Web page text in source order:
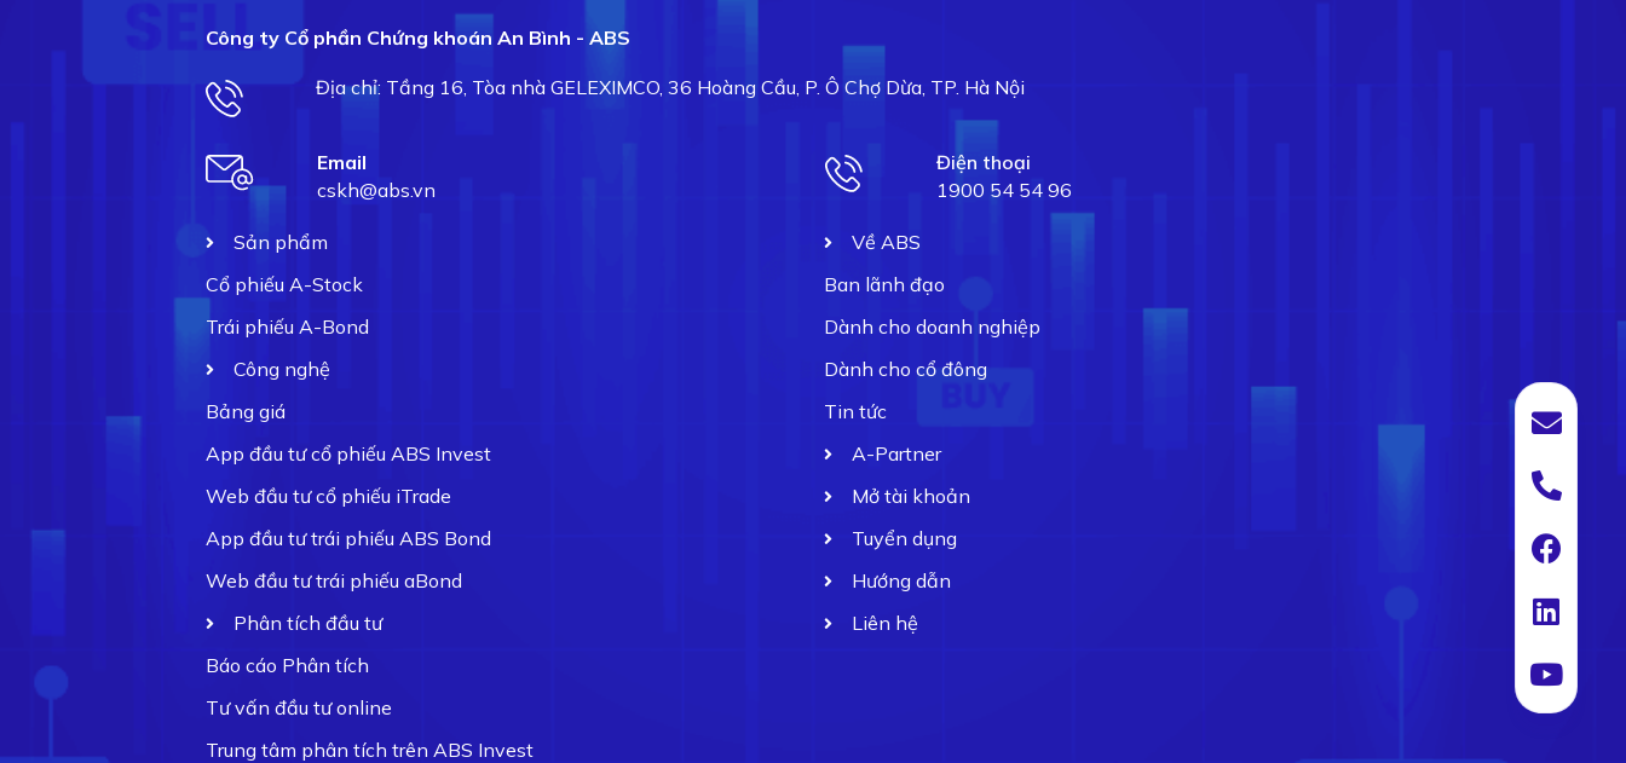
Công ty Cổ phần Chứng khoán An Bình - ABS
Địa chỉ: Tầng 16, Tòa nhà GELEXIMCO, 36 Hoàng Cầu, P. Ô Chợ Dừa, TP. Hà Nội
Email
cskh@abs.vn
Điện thoại
1900 54 54 96
Sản phẩm
Cổ phiếu A-Stock
Trái phiếu A-Bond
Công nghệ
Bảng giá
App đầu tư cổ phiếu ABS Invest
Web đầu tư cổ phiếu iTrade
App đầu tư trái phiếu ABS Bond
Web đầu tư trái phiếu aBond
Phân tích đầu tư
Báo cáo Phân tích
Tư vấn đầu tư online
Trung tâm phân tích trên ABS Invest
Về ABS
Ban lãnh đạo
Dành cho doanh nghiệp
Dành cho cổ đông
Tin tức
A-Partner
Mở tài khoản
Tuyển dụng
Hướng dẫn
Liên hệ